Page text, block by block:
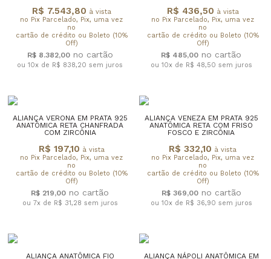
R$ 7.543,80 à vista
no Pix Parcelado, Pix, uma vez
no
cartão de crédito ou Boleto (10%
Off)
R$ 8.382,00
ou 10x de R$ 838,20 sem juros
R$ 436,50 à vista
no Pix Parcelado, Pix, uma vez
no
cartão de crédito ou Boleto (10%
Off)
R$ 485,00
ou 10x de R$ 48,50 sem juros
ALIANÇA VERONA EM PRATA 925
ANATÔMICA RETA CHANFRADA
COM ZIRCÔNIA
R$ 197,10 à vista
no Pix Parcelado, Pix, uma vez
no
cartão de crédito ou Boleto (10%
Off)
R$ 219,00
ou 7x de R$ 31,28 sem juros
ALIANÇA VENEZA EM PRATA 925
ANATÔMICA RETA COM FRISO
FOSCO E ZIRCÔNIA
R$ 332,10 à vista
no Pix Parcelado, Pix, uma vez
no
cartão de crédito ou Boleto (10%
Off)
R$ 369,00
ou 10x de R$ 36,90 sem juros
ALIANÇA ANATÔMICA FIO
ALIANÇA NÁPOLI ANATÔMICA EM